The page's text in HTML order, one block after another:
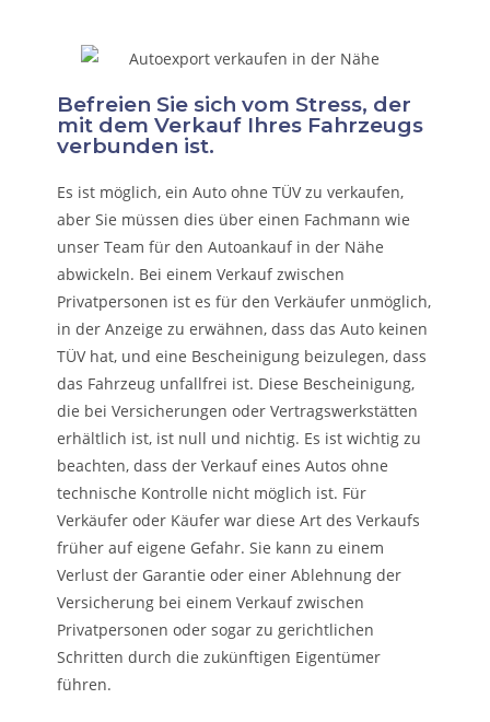
Befreien Sie sich vom Stress, der
mit dem Verkauf Ihres Fahrzeugs
verbunden ist.
Es ist möglich, ein Auto ohne TÜV zu verkaufen,
aber Sie müssen dies über einen Fachmann wie
unser Team für den Autoankauf in der Nähe
abwickeln. Bei einem Verkauf zwischen
Privatpersonen ist es für den Verkäufer unmöglich,
in der Anzeige zu erwähnen, dass das Auto keinen
TÜV hat, und eine Bescheinigung beizulegen, dass
das Fahrzeug unfallfrei ist. Diese Bescheinigung,
die bei Versicherungen oder Vertragswerkstätten
erhältlich ist, ist null und nichtig. Es ist wichtig zu
beachten, dass der Verkauf eines Autos ohne
technische Kontrolle nicht möglich ist. Für
Verkäufer oder Käufer war diese Art des Verkaufs
früher auf eigene Gefahr. Sie kann zu einem
Verlust der Garantie oder einer Ablehnung der
Versicherung bei einem Verkauf zwischen
Privatpersonen oder sogar zu gerichtlichen
Schritten durch die zukünftigen Eigentümer
führen.